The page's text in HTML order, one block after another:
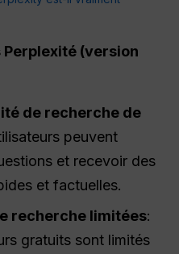
Perplexité (version
de recherche de
peuvent
et recevoir des
et factuelles.
recherche limitées:
gratuits sont limités